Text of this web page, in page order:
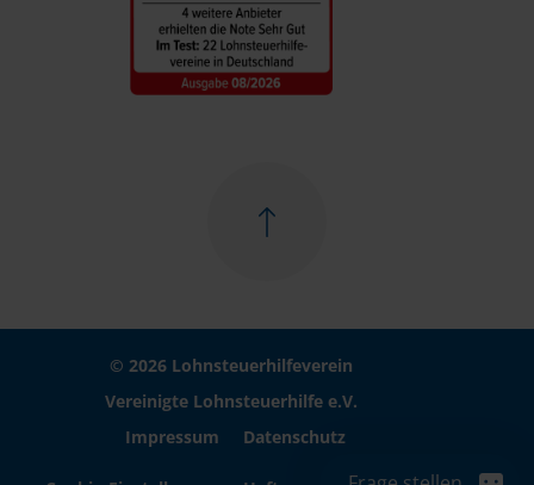
© 2026 Lohnsteuerhilfeverein
Vereinigte Lohnsteuerhilfe e.V.
Impressum
Datenschutz